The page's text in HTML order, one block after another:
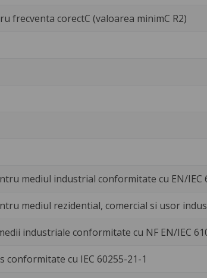
frecventa corectC (valoarea minimC R2)
mediul industrial conformitate cu EN/IEC
mediul rezidential, comercial si usor
industriale conformitate cu NF EN/IEC
conformitate cu IEC 60255-21-1